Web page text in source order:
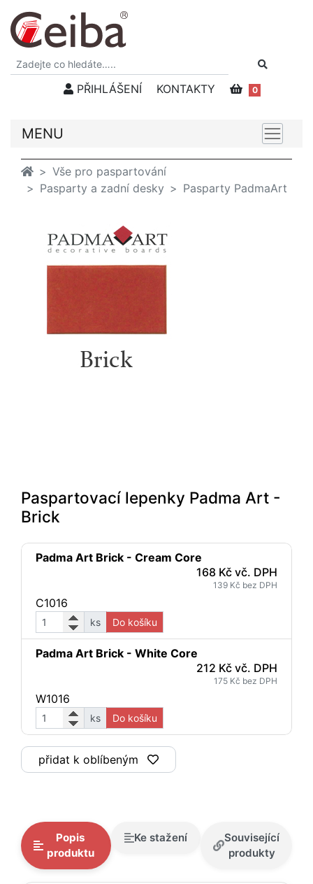
PŘIHLÁŠENÍ KONTAKTY 0
MENU
Vše pro paspartování
Pasparty a zadní desky
Pasparty PadmaArt
Paspartovací lepenky Padma Art -
Brick
Padma Art Brick - Cream Core
168 Kč vč. DPH
139 Kč bez DPH
C1016
ks Do košíku
Padma Art Brick - White Core
212 Kč vč. DPH
175 Kč bez DPH
W1016
ks Do košíku
přidat k oblíbeným
Popis
produktu
Ke stažení
Související
produkty